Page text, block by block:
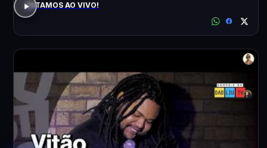
ESTAMOS AO VIVO!